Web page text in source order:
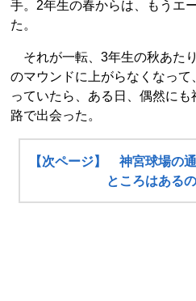
手。2年生の春からは、もうエ
た。
それが一転、3年生の秋あた
のマウンドに上がらなくなっ
っていたら、ある日、偶然に
路で出会った。
【次ページ】 神宮球場の
ところはある